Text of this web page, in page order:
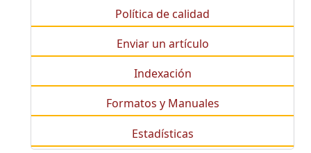
Política de calidad
Enviar un artículo
Indexación
Formatos y Manuales
Estadísticas